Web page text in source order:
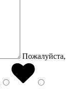
Пожалуйста,